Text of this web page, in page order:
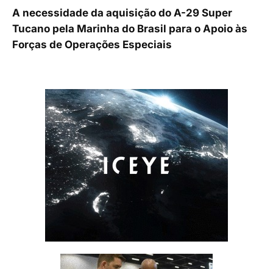
A necessidade da aquisição do A-29 Super
Tucano pela Marinha do Brasil para o Apoio às
Forças de Operações Especiais